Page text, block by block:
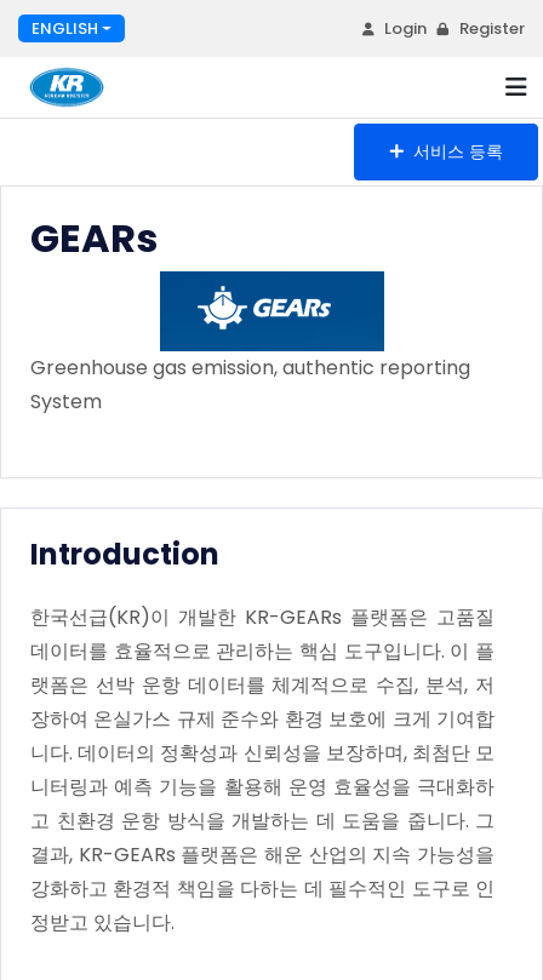
ENGLISH Login Register
서비스 등록
GEARs
Greenhouse gas emission, authentic reporting
System
Introduction
한국선급(KR)이 개발한 KR-GEARs 플랫폼은 고품질
데이터를 효율적으로 관리하는 핵심 도구입니다. 이 플
랫폼은 선박 운항 데이터를 체계적으로 수집, 분석, 저
장하여 온실가스 규제 준수와 환경 보호에 크게 기여합
니다. 데이터의 정확성과 신뢰성을 보장하며, 최첨단 모
니터링과 예측 기능을 활용해 운영 효율성을 극대화하
고 친환경 운항 방식을 개발하는 데 도움을 줍니다. 그
결과, KR-GEARs 플랫폼은 해운 산업의 지속 가능성을
강화하고 환경적 책임을 다하는 데 필수적인 도구로 인
정받고 있습니다.